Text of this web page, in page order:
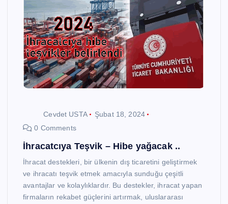
Cevdet USTA
Şubat 18, 2024
0 Comments
İhracatcıya Teşvik – Hibe yağacak ..
İhracat destekleri, bir ülkenin dış ticaretini geliştirmek
ve ihracatı teşvik etmek amacıyla sunduğu çeşitli
avantajlar ve kolaylıklardır. Bu destekler, ihracat yapan
firmaların rekabet güçlerini artırmak, uluslararası